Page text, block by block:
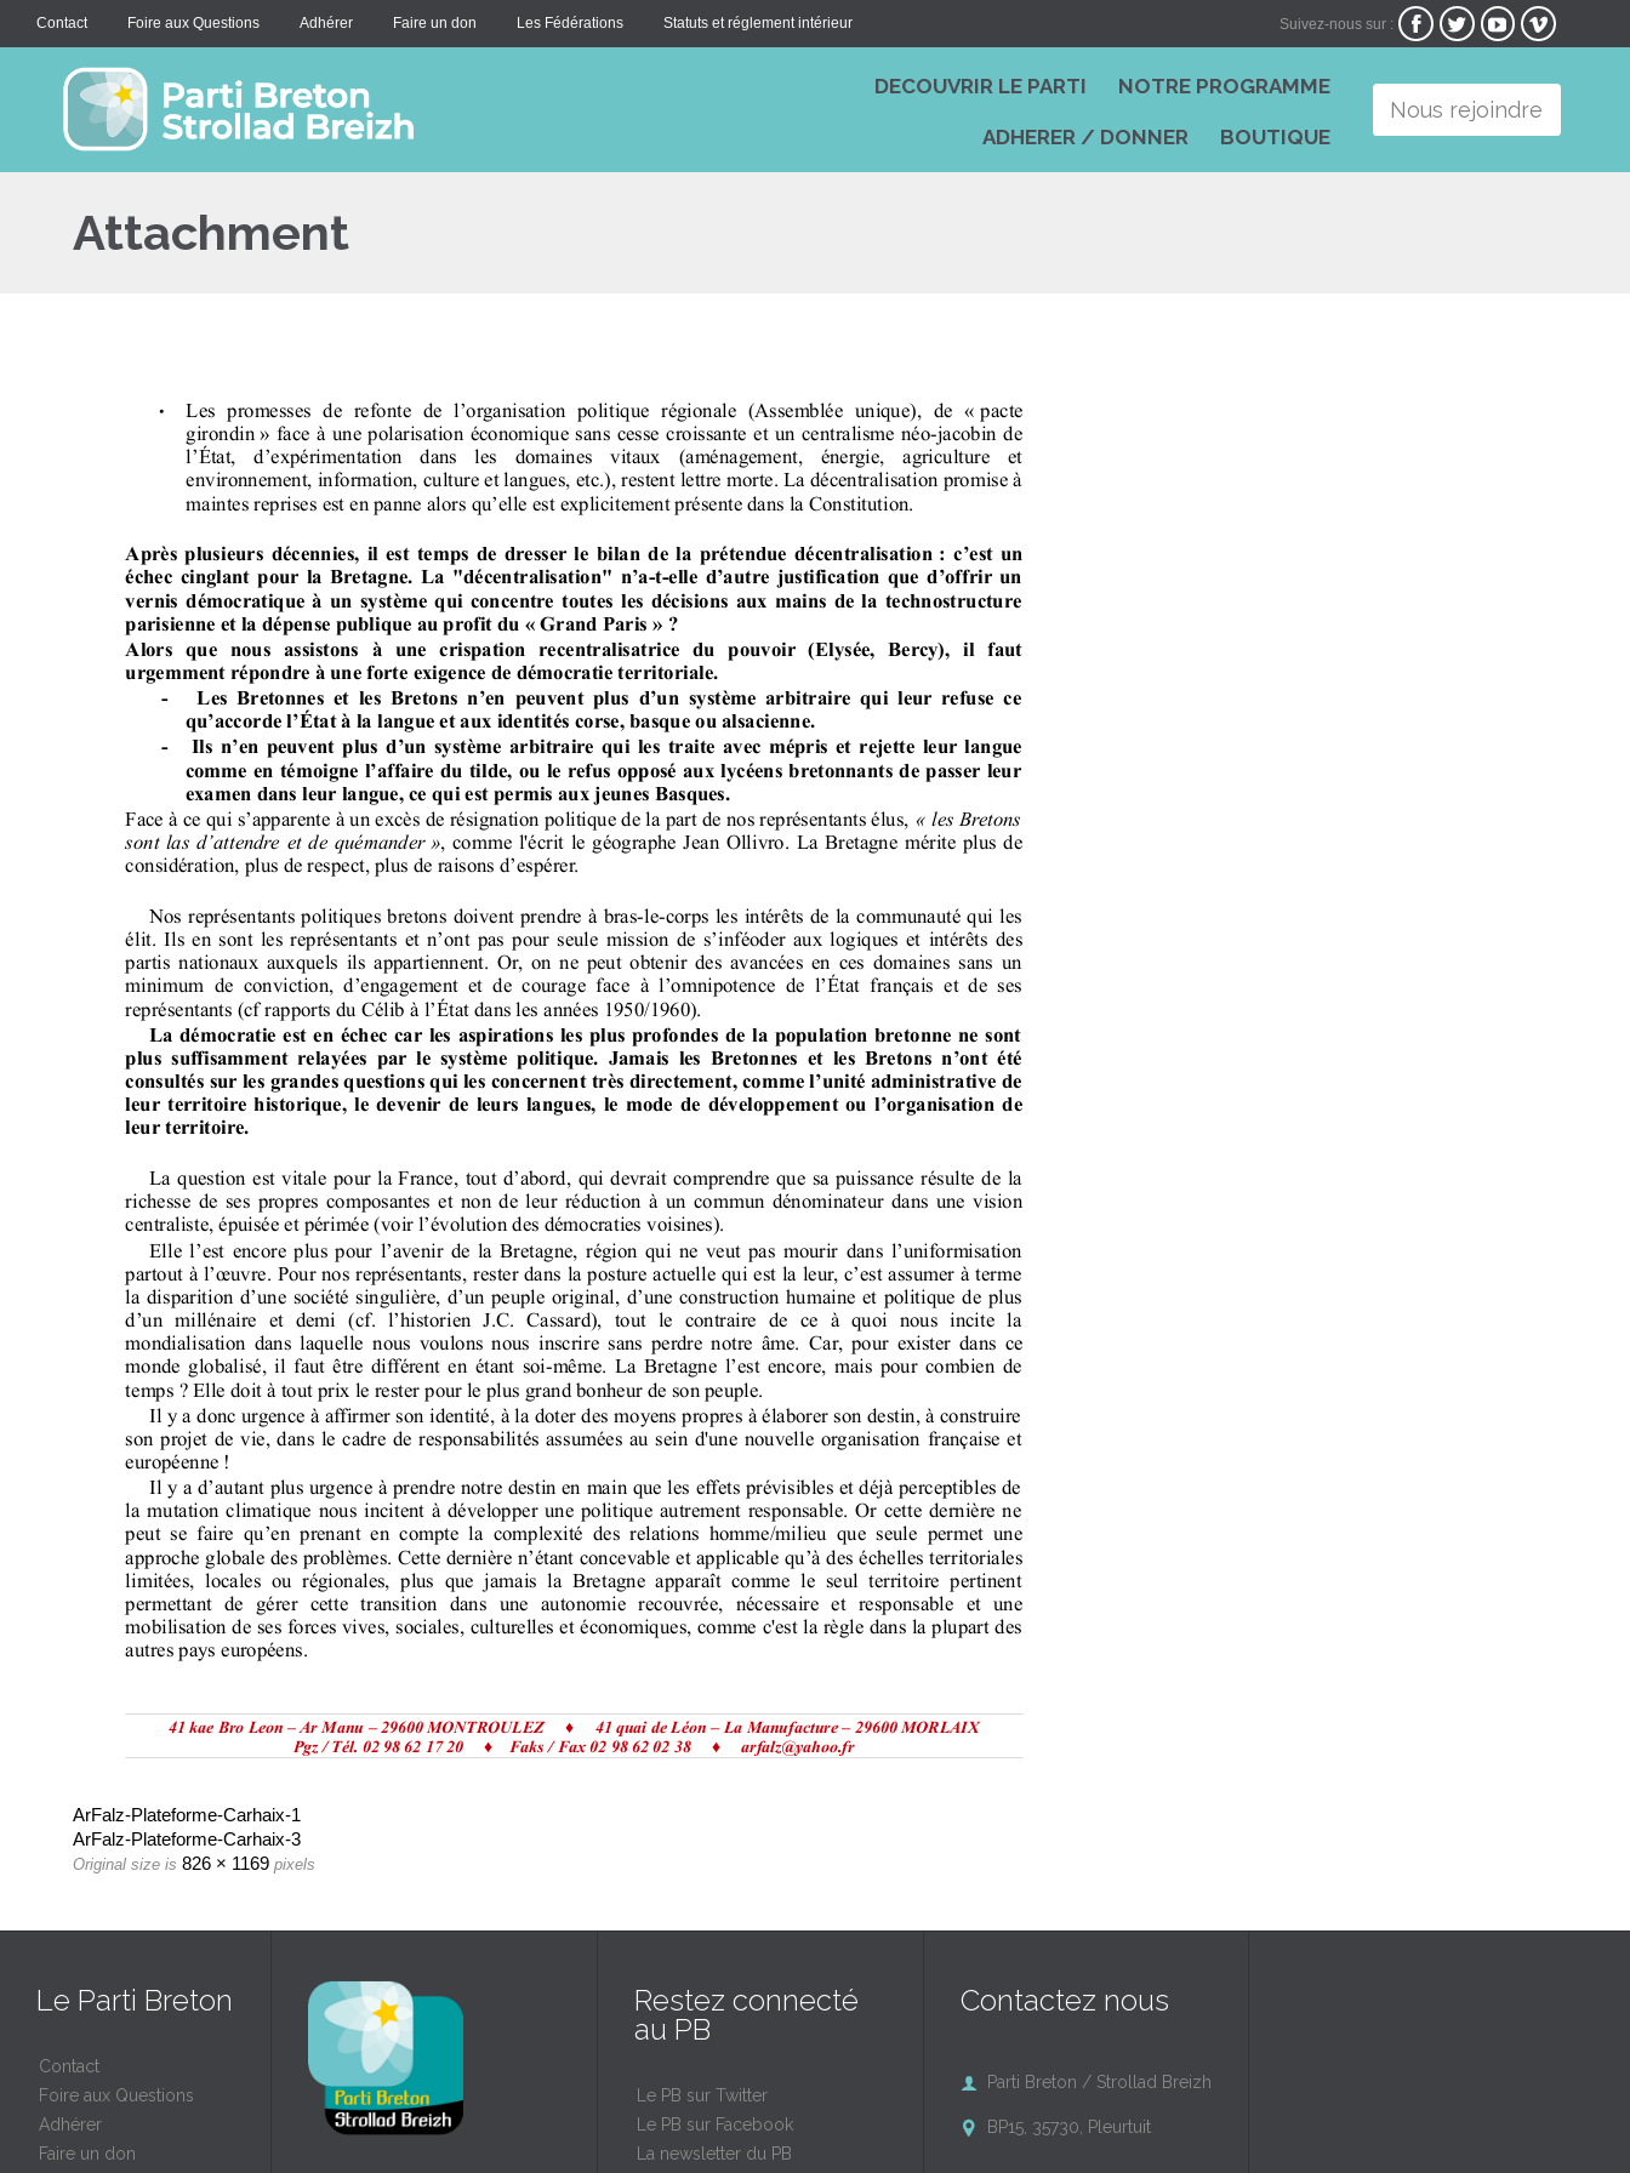
Contact Foire aux Questions Adhérer Faire un don Les Fédérations Statuts et réglement intérieur Suivez-nous sur :    
content
DECOUVRIR LE PARTI NOTRE PROGRAMME
ADHERER / DONNER BOUTIQUE
Nous rejoindre
Attachment
ArFalz-Plateforme-Carhaix-1
ArFalz-Plateforme-Carhaix-3
Original size is 826 × 1169 pixels
Le Parti Breton
Contact
Foire aux Questions
Adhérer
Faire un don
Restez connecté
au PB
Le PB sur Twitter
Le PB sur Facebook
La newsletter du PB
Contactez nous
 Parti Breton / Strollad Breizh
 BP15, 35730, Pleurtuit